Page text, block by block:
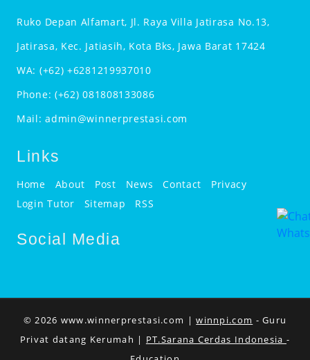
Ruko Depan Alfamart, Jl. Raya Villa Jatirasa No.13,
Jatirasa, Kec. Jatiasih, Kota Bks, Jawa Barat 17424
WA: (+62) +6281219937010
Phone: (+62) 081808133086
Mail:admin@winnerprestasi.com
Links
Home About Post News Contact
Privacy
Login Tutor
Sitemap RSS
Social Media
© 2026 www.winnerprestasi.com |winnpi.com - Guru
Privat datang Kerumah | PT.Sarana Cerdas Indonesia -